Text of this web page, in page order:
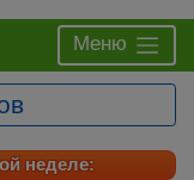
Меню
неделе: